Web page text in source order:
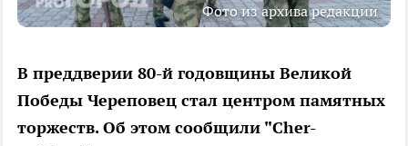
Фото из архива редакции
В преддверии 80-й годовщины Великой
Победы Череповец стал центром памятных
торжеств. Об этом сообщили "Cher-